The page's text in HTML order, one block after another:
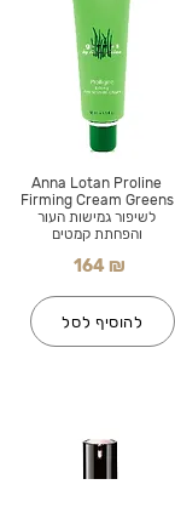
Anna Lotan Proline
Firming Cream Greens
לשיפור גמישות העור
והפחתת קמטים
164 ₪
להוסיף לסל